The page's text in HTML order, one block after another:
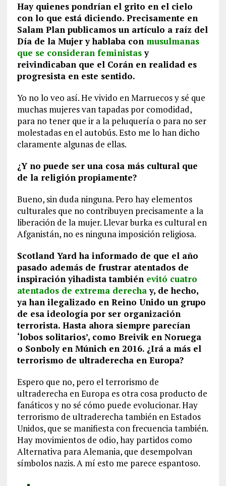
Hay quienes pondrían el grito en el cielo
con lo que está diciendo. Precisamente en
Salam Plan publicamos un artículo a raíz del
Día de la Mujer y hablaba con musulmanas
que se consideran feministasy
reivindicaban que el Corán en realidad es
progresista en este sentido.
Yo no lo veo así. He vivido en Marruecos y sé que
muchas mujeres van tapadas por comodidad,
para no tener que ir a la peluquería o para no ser
molestadas en el autobús. Esto me lo han dicho
claramente algunas de ellas.
¿Y no puede ser una cosa más cultural que
de la religión propiamente?
Bueno, sin duda ninguna. Pero hay elementos
culturales que no contribuyen precisamente a la
liberación de la mujer. Llevar burka es cultural en
Afganistán, no es ninguna imposición religiosa.
Scotland Yard ha informado de que el año
pasado además de frustrar atentados de
inspiración yihadista también evitó cuatro
atentados de extrema derecha y, de hecho,
ya han ilegalizado en Reino Unido un grupo
de esa ideología por ser organización
terrorista. Hasta ahora siempre parecían
‘lobos solitarios’, como Breivik en Noruega
o Sonboly en Múnich en 2016. ¿Irá a más el
terrorismo de ultraderecha en Europa?
Espero que no, pero el terrorismo de
ultraderecha en Europa es otra cosa producto de
fanáticos y no sé cómo puede evolucionar. Hay
terrorismo de ultraderecha también en Estados
Unidos, que se manifiesta con frecuencia también.
Hay movimientos de odio, hay partidos como
Alternativa para Alemania, que desempolvan
símbolos nazis. A mí esto me parece espantoso.